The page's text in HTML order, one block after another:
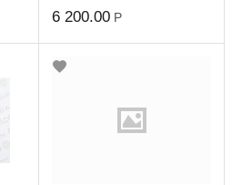
6 200.00 Р